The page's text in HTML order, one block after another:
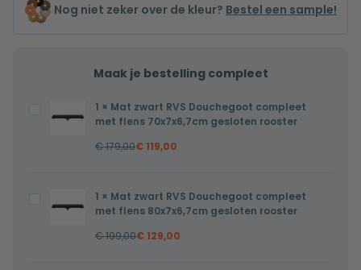
Nog niet zeker over de kleur? Bestel een sample!
Maak je bestelling compleet
Mat
compleet
met
1 × Mat zwart RVS Douchegoot compleet
met flens 70x7x6,7cm gesloten rooster
€179,00€ 119,00
Mat
1 × Mat zwart RVS Douchegoot compleet
met flens 80x7x6,7cm gesloten rooster
€199,00€ 129,00